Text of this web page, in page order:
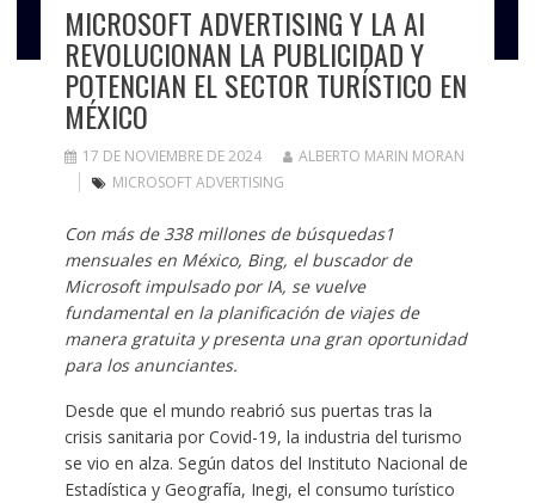
MICROSOFT ADVERTISING Y LA AI
REVOLUCIONAN LA PUBLICIDAD Y
POTENCIAN EL SECTOR TURÍSTICO EN
MÉXICO
17 DE NOVIEMBRE DE 2024
ALBERTO MARIN MORAN
MICROSOFT ADVERTISING
Con más de 338 millones de búsquedas1
mensuales en México, Bing, el buscador de
Microsoft impulsado por IA, se vuelve
fundamental en la planificación de viajes de
manera gratuita y presenta una gran oportunidad
para los anunciantes.
Desde que el mundo reabrió sus puertas tras la
crisis sanitaria por Covid-19, la industria del turismo
se vio en alza. Según datos del Instituto Nacional de
Estadística y Geografía, Inegi, el consumo turístico